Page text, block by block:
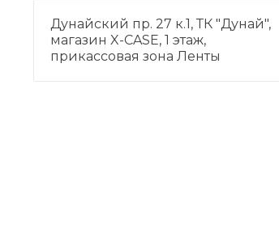
Дунайский пр. 27 к.1, ТК "Дунай",
магазин X-CASE, 1 этаж,
прикассовая зона Ленты